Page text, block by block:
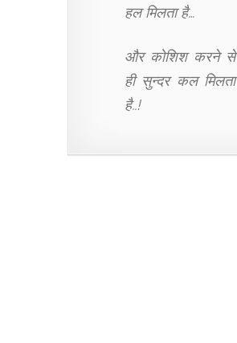
हल मिलता है…
और कोशिश करने से
ही सुन्दर कल मिलता
है..!